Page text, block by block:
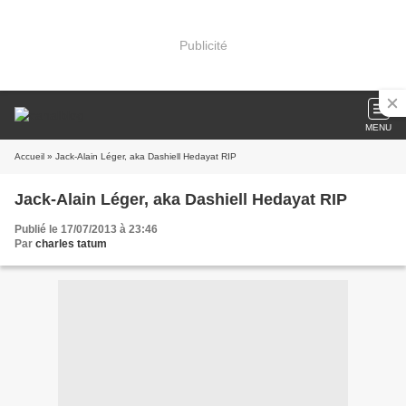
Publicité
MENU
Accueil » Jack-Alain Léger, aka Dashiell Hedayat RIP
Jack-Alain Léger, aka Dashiell Hedayat RIP
Publié le 17/07/2013 à 23:46
Par charles tatum